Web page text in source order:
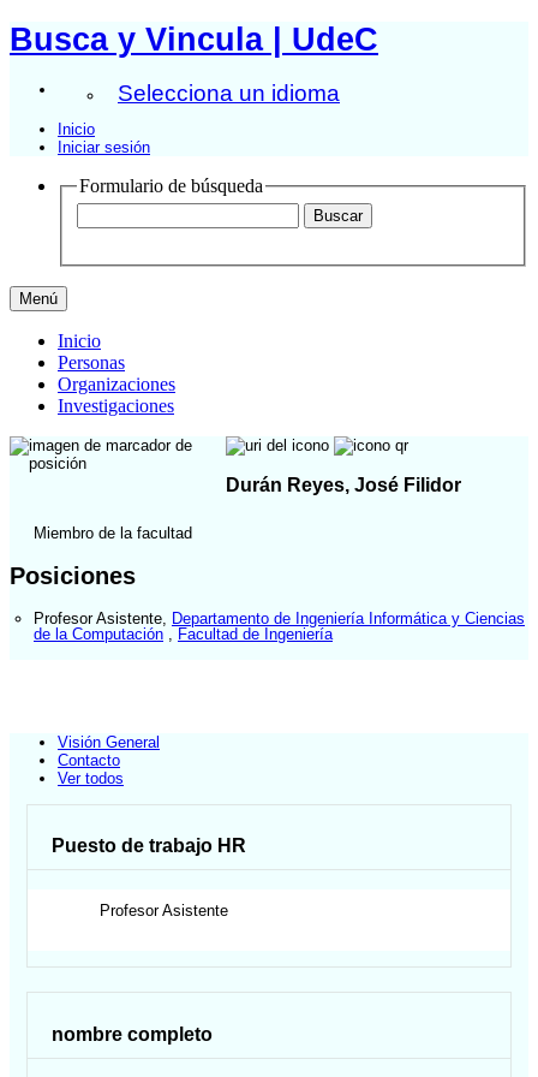
Busca y Vincula | UdeC
Selecciona un idioma
Inicio
Iniciar sesión
Formulario de búsqueda
Menú
Inicio
Personas
Organizaciones
Investigaciones
Durán Reyes, José Filidor
Miembro de la facultad
Posiciones
Profesor Asistente Departamento de Ingeniería Informática y Ciencias
de la Computación
Facultad de Ingeniería
Visión General
Contacto
Ver todos
Puesto de trabajo HR
Profesor Asistente
nombre completo